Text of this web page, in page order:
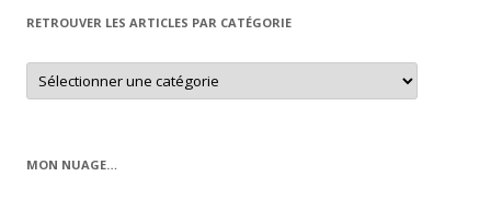
RETROUVER LES ARTICLES PAR CATÉGORIE
Retrouver
les
articles
MON NUAGE…